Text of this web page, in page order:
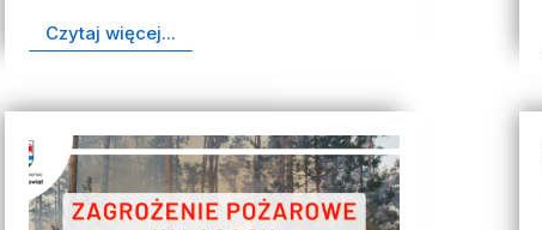
Czytaj więcej...